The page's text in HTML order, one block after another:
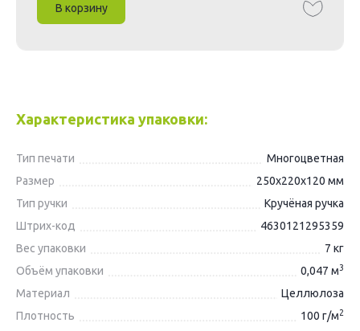
В корзину
Характеристика упаковки:
Тип печати
Многоцветная
Размер
250х220х120 мм
Тип ручки
Кручёная ручка
Штрих-код
4630121295359
Вес упаковки
7 кг
Объём упаковки
0,047 м3
Материал
Целлюлоза
Плотность
100 г/м2